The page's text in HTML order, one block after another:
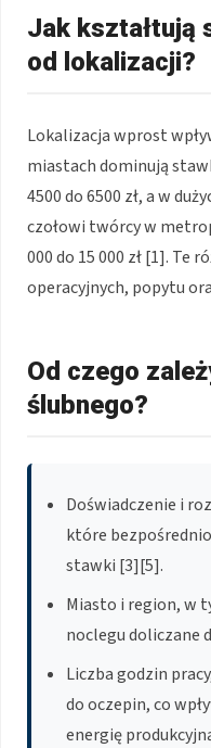
Jak kształtują
od lokalizacji?
Lokalizacja wprost
miastach dominują
4500 do 6500 zł, a w
czołowi twórcy w
000 do 15 000 zł [1]. Te
operacyjnych, popytu
Od czego
ślubnego?
Doświadczenie i
które
stawki [3][5].
Miasto i region, w
noclegu doliczane
Liczba godzin
do oczepin, co
energię